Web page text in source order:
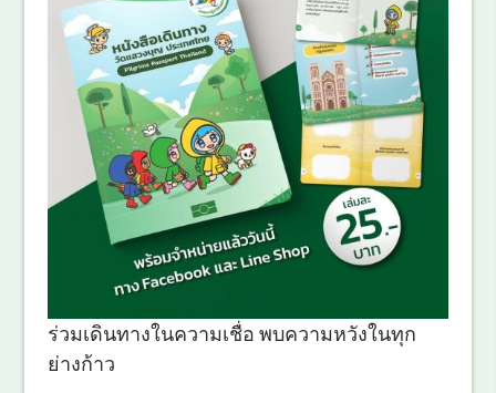
ร่วมเดินทางในความเชื่อ พบความหวังในทุก
ย่างก้าว